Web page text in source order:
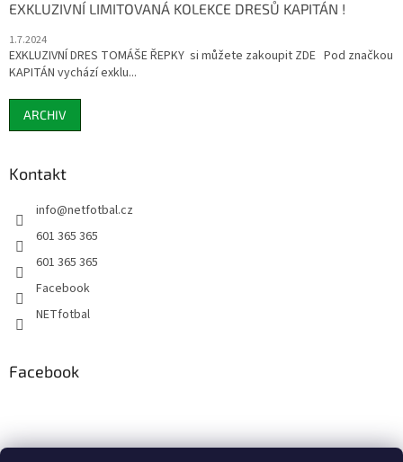
EXKLUZIVNÍ LIMITOVANÁ KOLEKCE DRESŮ KAPITÁN !
1.7.2024
EXKLUZIVNÍ DRES TOMÁŠE ŘEPKY si můžete zakoupit ZDE Pod značkou
KAPITÁN vychází exklu...
ARCHIV
Kontakt
info@netfotbal.cz
601 365 365
601 365 365
Facebook
NETfotbal
Facebook